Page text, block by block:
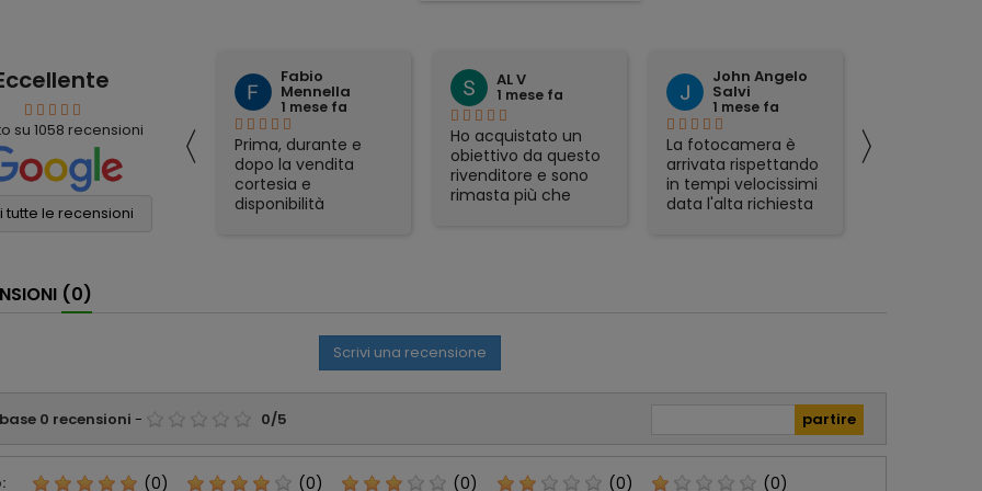
su1058 recensioni
tutte le recensioni
〈
mauro simeoli
Ho acquistato per
corrispondenza un
binocolo Nikon. Il
prezzo era il più
conveniente online
perfetto
Fabio
Mennella
1 mese fa
Prima, durante e
dopo la vendita
cortesia e
disponibilità
AL V
1 mese fa
Ho acquistato un
obiettivo da questo
rivenditore e sono
rimasta più che
consiglio, serio e
affidabile.
John Angelo
Salvi
1 mese fa
La fotocamera è
arrivata rispettando
in tempi velocissimi
data l'alta richiesta
〉
(0)
Scrivi una recensione
0 recensioni - 0/5
(0) (0) (0) (0) (0)